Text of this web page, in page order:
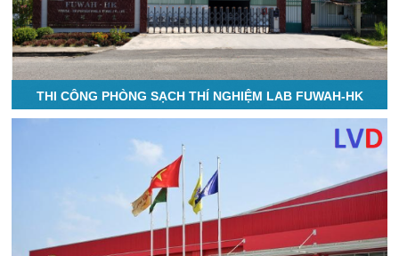
THI CÔNG PHÒNG SẠCH THÍ NGHIỆM LAB FUWAH-HK